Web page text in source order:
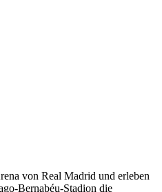
von Real Madrid und erleben
Bernabéu-Stadion die